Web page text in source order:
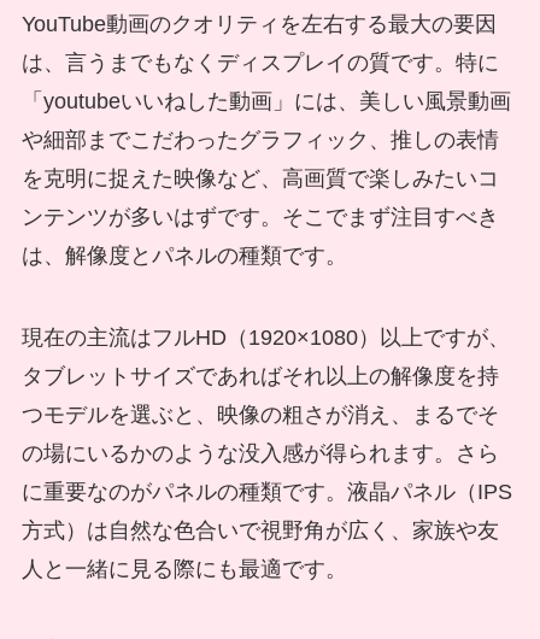
YouTube動画のクオリティを左右する最大の要因
は、言うまでもなくディスプレイの質です。特に
「youtubeいいねした動画」には、美しい風景動画
や細部までこだわったグラフィック、推しの表情
を克明に捉えた映像など、高画質で楽しみたいコ
ンテンツが多いはずです。そこでまず注目すべき
は、解像度とパネルの種類です。
現在の主流はフルHD（1920×1080）以上ですが、
タブレットサイズであればそれ以上の解像度を持
つモデルを選ぶと、映像の粗さが消え、まるでそ
の場にいるかのような没入感が得られます。さら
に重要なのがパネルの種類です。液晶パネル（IPS
方式）は自然な色合いで視野角が広く、家族や友
人と一緒に見る際にも最適です。